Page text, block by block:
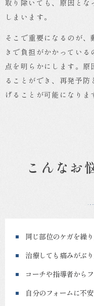
取り除いても、原因とな
しまいます。
そこで重要になるのが
きで負担がかかってい
点を明らかにします。原
ることができ、再発予
げることが可能になりま
こんなお
同じ部位のケガを繰
治療しても痛みがぶ
コーチや指導者から
自分のフォームに不